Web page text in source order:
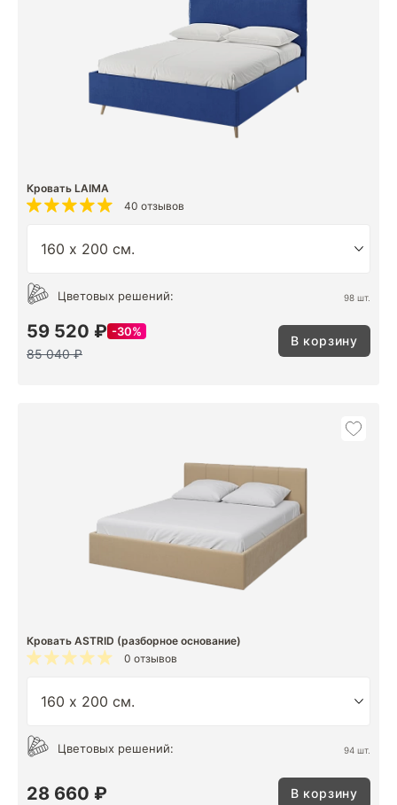
Кровать LAIMA
40 отзывов
Цветовых решений: 98 шт.
59 520 ₽ 30%
85 040 ₽
В корзину
Кровать ASTRID (разборное основание)
0 отзывов
Цветовых решений: 94 шт.
28 660 ₽ В корзину